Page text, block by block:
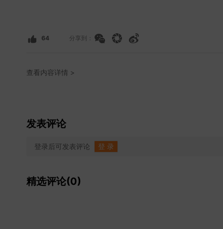
64 分享到：
查看内容详情 >
发表评论
登录后可发表评论 登 录
精选评论(0)